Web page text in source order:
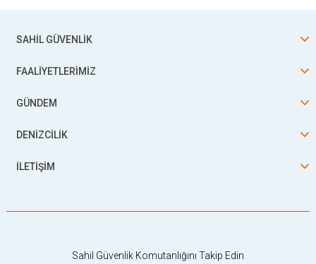
SAHİL GÜVENLİK
FAALİYETLERİMİZ
GÜNDEM
DENİZCİLİK
İLETİŞİM
Sahil Güvenlik Komutanlığını Takip Edin